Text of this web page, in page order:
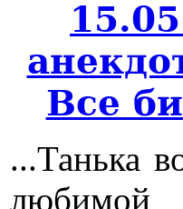
Все
...Танька